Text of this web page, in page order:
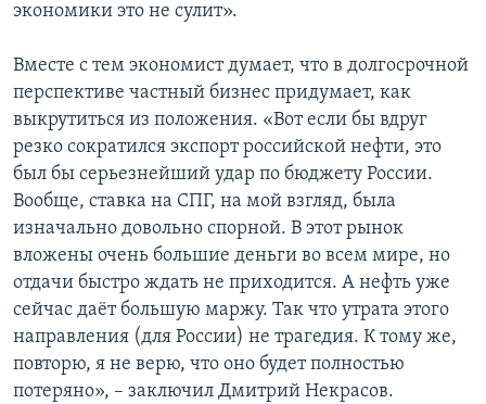
экономики это не сулит».
Вместе с тем экономист думает, что в долгосрочной
перспективе частный бизнес придумает, как
выкрутиться из положения. «Вот если бы вдруг
резко сократился экспорт российской нефти, это
был бы серьезнейший удар по бюджету России.
Вообще, ставка на СПГ, на мой взгляд, была
изначально довольно спорной. В этот рынок
вложены очень большие деньги во всем мире, но
отдачи быстро ждать не приходится. А нефть уже
сейчас даёт большую маржу. Так что утрата этого
направления (для России) не трагедия. К тому же,
повторю, я не верю, что оно будет полностью
потеряно», – заключил Дмитрий Некрасов.